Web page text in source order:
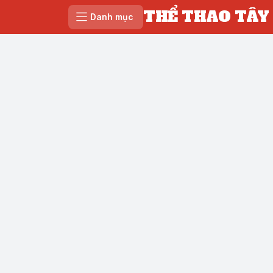
Danh mục THỂ THAO